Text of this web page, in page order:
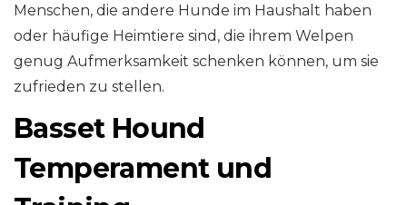
Menschen, die andere Hunde im Haushalt haben
oder häufige Heimtiere sind, die ihrem Welpen
genug Aufmerksamkeit schenken können, um sie
zufrieden zu stellen.
Basset Hound
Temperament und